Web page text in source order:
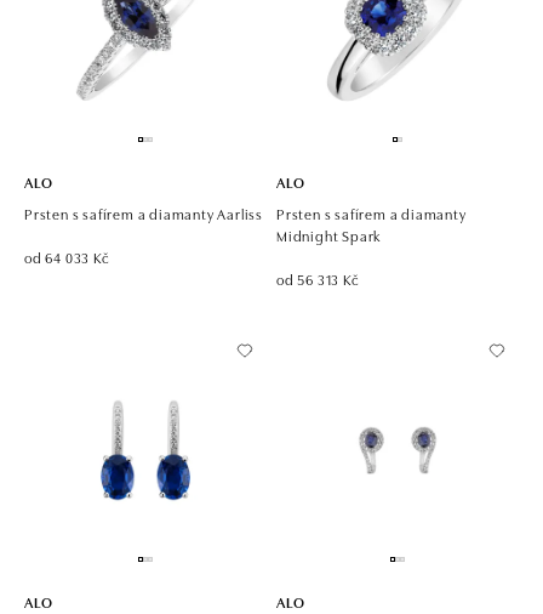
ALO
Prsten s safírem a diamanty Aarliss
od 64 033 Kč
ALO
Prsten s safírem a diamanty
Midnight Spark
od 56 313 Kč
ALO
ALO